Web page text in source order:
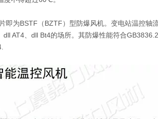
即为BSTF（BZTF）型防爆风机。变电站温控轴
AT4、dll Bt4的场所。其防爆性能符合